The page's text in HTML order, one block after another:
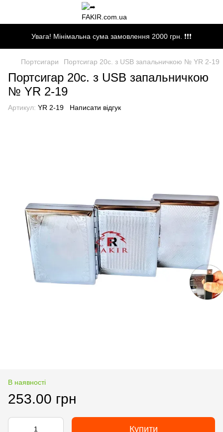
Увага! Мінімальна сума замовлення 2000 грн. ❗❗❗
Портсигари Портсигар 20с. з USB запальничкою № YR 2-19
Портсигар 20с. з USB запальничкою
№ YR 2-19
Артикул: YR 2-19 Написати відгук
В наявності
253.00 грн
Купити